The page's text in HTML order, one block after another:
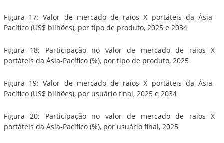
Figura 17: Valor de mercado de raios X portáteis da Ásia-
Pacífico (US$ bilhões), por tipo de produto, 2025 e 2034
Figura 18: Participação no valor de mercado de raios X
portáteis da Ásia-Pacífico (%), por tipo de produto, 2025
Figura 19: Valor de mercado de raios X portáteis da Ásia-
Pacífico (US$ bilhões), por usuário final, 2025 e 2034
Figura 20: Participação no valor de mercado de raios X
portáteis da Ásia-Pacífico (%), por usuário final, 2025